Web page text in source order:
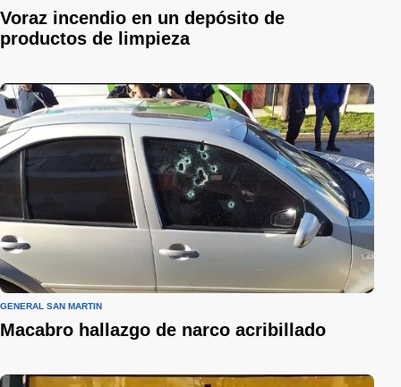
Voraz incendio en un depósito de
productos de limpieza
GENERAL SAN MARTÍN
Macabro hallazgo de narco acribillado